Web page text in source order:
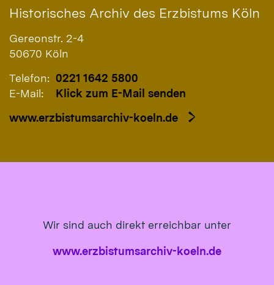
Historisches Archiv des Erzbistums Köln
Gereonstr. 2-4
50670 Köln
Telefon: 0221 1642 5800
E-Mail:
Klick zum E-Mail senden
www.erzbistumsarchiv-koeln.de
Wir sind auch direkt erreichbar unter
www.erzbistumsarchiv-koeln.de